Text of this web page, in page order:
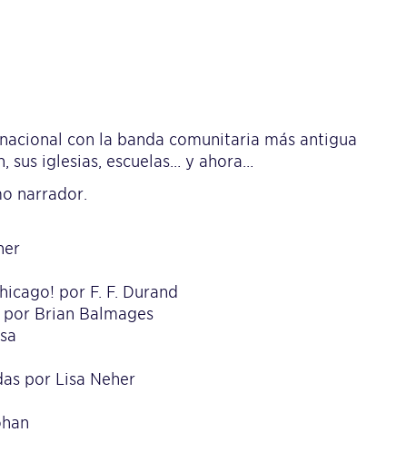
con la banda comunitaria más antigua
sus iglesias, escuelas… y ahora…
narrador.
por F. F. Durand
Brian Balmages
por Lisa Neher